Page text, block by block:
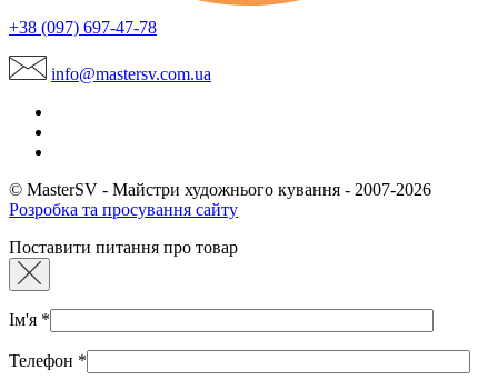
+38 (097) 697-47-78
info@mastersv.com.ua
© MasterSV - Майстри художнього кування - 2007-2026
Розробка та просування сайту
Поставити питання про товар
Ім'я *
Телефон *